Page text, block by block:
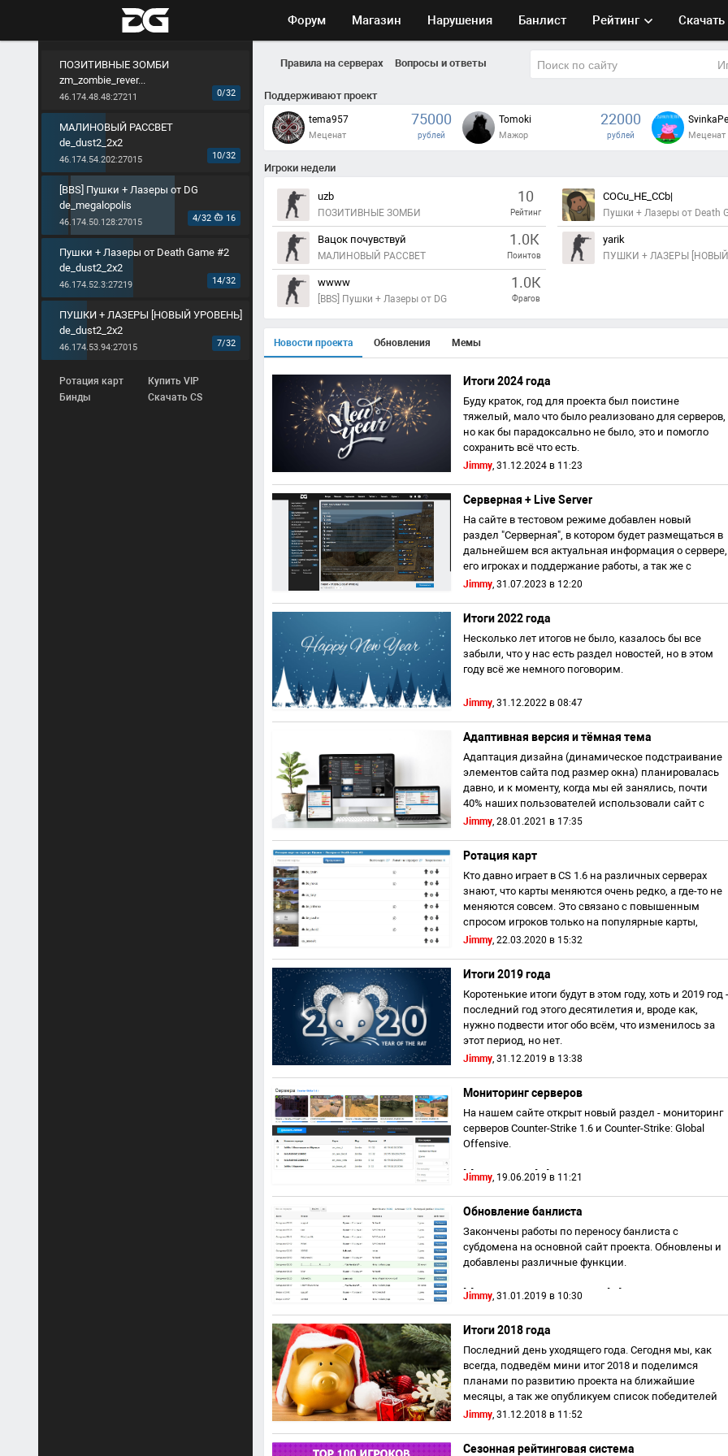
Форум Магазин Нарушения Банлист Рейтинг Скачать
ПОЗИТИВНЫЕ ЗОМБИ
zm_zombie_rever...
0/32
46.174.48.48:27211
МАЛИНОВЫЙ РАССВЕТ
de_dust2_2x2
10/32
46.174.54.202:27015
[BBS] Пушки + Лазеры от DG
de_megalopolis
4/32 16
46.174.50.128:27015
Пушки + Лазеры от Death Game #2
de_dust2_2x2
14/32
46.174.52.3:27219
ПУШКИ + ЛАЗЕРЫ [НОВЫЙ УРОВЕНЬ]
de_dust2_2x2
7/32
46.174.53.94:27015
Ротация карт
Бинды
Купить VIP
Скачать CS
Правила на серверах Вопросы и ответы
Поддерживают проект
tema957
Меценат
75000
рублей
Tomoki
Мажор
22000
рублей Меценат
Игроки недели
uzb
ПОЗИТИВНЫЕ ЗОМБИ
10
Рейтинг
Вацок почувствуй
МАЛИНОВЫЙ РАССВЕТ
1.0К
Поинтов
wwww
[BBS] Пушки + Лазеры от DG
1.0К
Фрагов
COCu_HE_CCb|
Пушки + Лазеры от Death
yarik
ПУШКИ + ЛАЗЕРЫ
Новости проекта Обновления Мемы
Итоги 2024 года
Буду краток, год для проекта был поистине
тяжелый, мало что было реализовано для серверов,
но как бы парадоксально не было, это и помогло
сохранить всё что есть.
Jimmy, 31.12.2024 в 11:23
Серверная + Live Server
На сайте в тестовом режиме добавлен новый
раздел "Серверная", в котором будет размещаться в
дальнейшем вся актуальная информация о сервере,
его игроках и поддержание работы, а так же с
совер...
Jimmy, 31.07.2023 в 12:20
Итоги 2022 года
Несколько лет итогов не было, казалось бы все
забыли, что у нас есть раздел новостей, но в этом
году всё же немного поговорим.
За последние полтора-два года закрылись тысячи
Jimmy, 31.12.2022 в 08:47
Адаптивная версия и тёмная тема
Адаптация дизайна (динамическое подстраивание
элементов сайта под размер окна) планировалась
давно, и к моменту, когда мы ей занялись, почти
40% наших пользователей использовали сайт с
мобильных устро...
Jimmy, 28.01.2021 в 17:35
Ротация карт
Кто давно играет в CS 1.6 на различных серверах
знают, что карты меняются очень редко, а где-то не
меняются совсем. Это связано с повышенным
спросом игроков только на популярные карты,
редкостью разра...
Jimmy, 22.03.2020 в 15:32
Итоги 2019 года
Коротенькие итоги будут в этом году, хоть и 2019 год -
последний год этого десятилетия и, вроде как,
нужно подвести итог обо всём, что изменилось за
этот период, но нет.
Jimmy, 31.12.2019 в 13:38
Мониторинг серверов
На нашем сайте открыт новый раздел - мониторинг
серверов Counter-Strike 1.6 и Counter-Strike: Global
Offensive.
[b]Мониторинг[/b]
серверов...
Jimmy, 19.06.2019 в 11:21
Обновление банлиста
Закончены работы по переносу банлиста с
субдомена на основной сайт проекта. Обновлены и
добавлены различные функции.
[b]Удобный и быстрый поиск[/b]
Jimmy, 31.01.2019 в 10:30
Итоги 2018 года
Последний день уходящего года. Сегодня мы, как
всегда, подведём мини итог 2018 и поделимся
планами по развитию проекта на ближайшие
месяцы, а так же опубликуем список победителей
новогоднего розыгрыша...
Jimmy, 31.12.2018 в 11:52
Сезонная рейтинговая система